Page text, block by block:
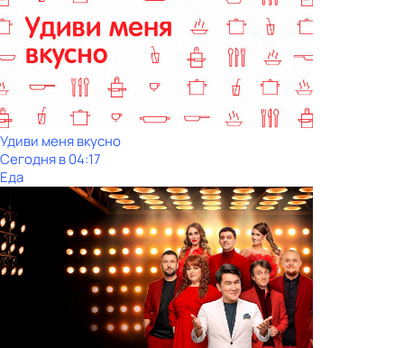
Удиви меня вкусно
Сегодня в 04:17
Еда